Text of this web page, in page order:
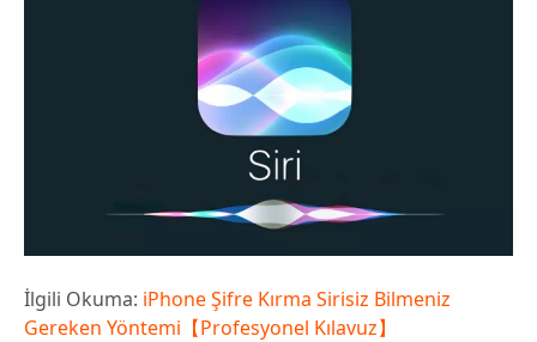
İlgili Okuma: iPhone Şifre Kırma Sirisiz Bilmeniz
Gereken Yöntemi【Profesyonel Kılavuz】